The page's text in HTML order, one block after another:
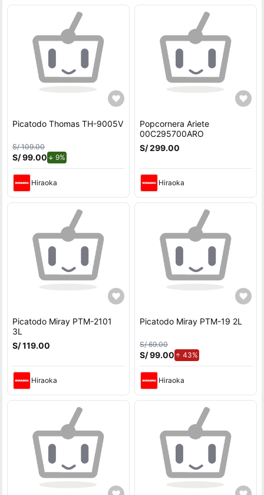
Picatodo Thomas TH-9005V
S/ 109.00
S/ 99.00 9%
Hiraoka
Popcornera Ariete
00C295700ARO
S/ 299.00
Hiraoka
Picatodo Miray PTM-2101
3L
S/ 119.00
Hiraoka
Picatodo Miray PTM-19 2L
S/ 69.00
S/ 99.00 43%de aumento.
Hiraoka